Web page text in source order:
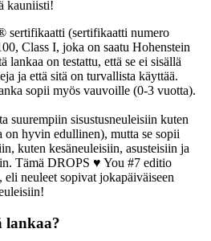
kauniisti!
sertifikaatti (sertifikaatti numero
Class I, joka on saatu Hohenstein
lankaa on testattu, että se ei sisällä
ja että sitä on turvallista käyttää.
sopii myös vauvoille (0-3 vuotta).
suurempiin sisustusneuleisiin kuten
hyvin edullinen), mutta se sopii
kuten kesäneuleisiin, asusteisiin ja
Tämä DROPS ♥ You #7 editio
eli neuleet sopivat jokapäiväiseen
lankaa?